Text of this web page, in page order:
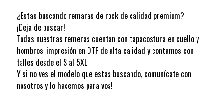
¿Estas buscando remaras de rock de calidad premium?
¡Deja de buscar!
Todas nuestras remeras cuentan con tapacostura en cuello y
hombros, impresión en DTF de alta calidad y contamos con
talles desde el S al 5XL.
Y si no ves el modelo que estas buscando, comunícate con
nosotros y lo hacemos para vos!